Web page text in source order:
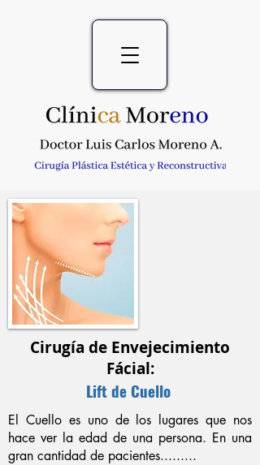
Cirugía de Envejecimiento
Fácial:
Lift de Cuello
El Cuello es uno de los lugares que nos
hace ver la edad de una persona. En una
gran cantidad de pacientes.........